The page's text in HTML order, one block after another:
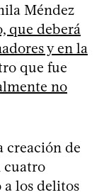
Méndez
que deberá
y en la
que fue
no
creación de
cuatro
los delitos